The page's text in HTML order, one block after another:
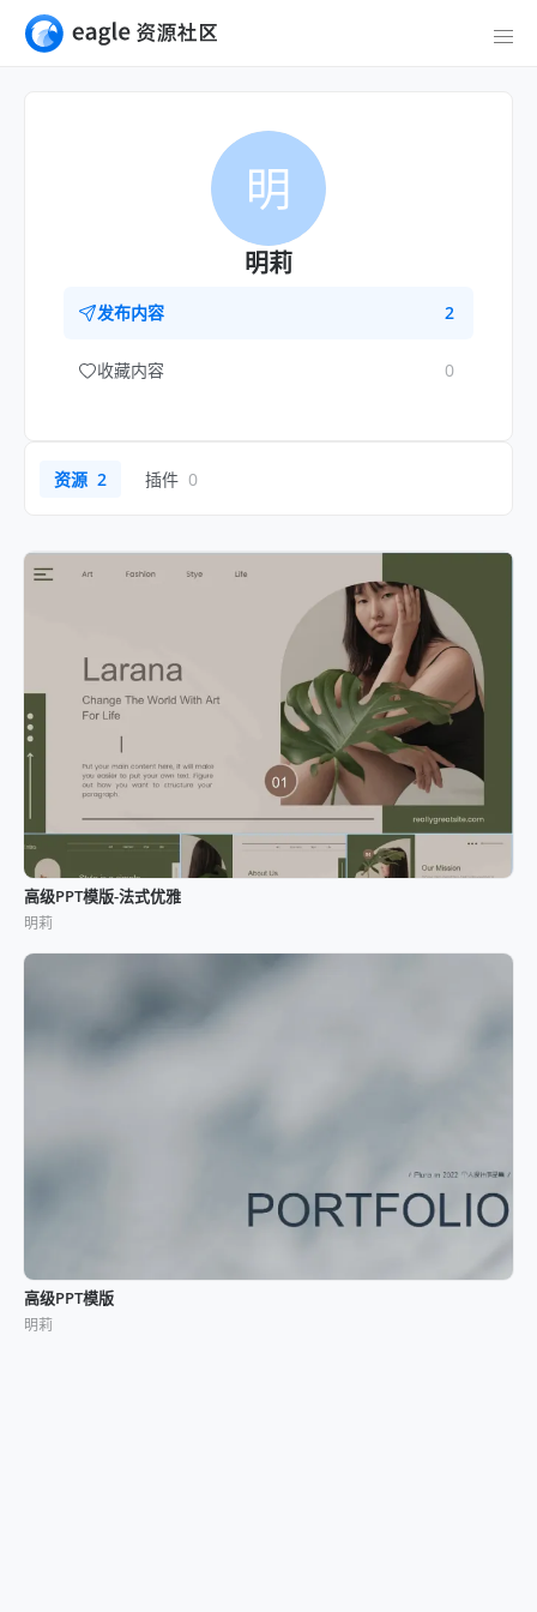
明
明莉
发布内容 2
收藏内容 0
资源 2 插件 0
高级PPT模版-法式优雅
明莉
高级PPT模版
明莉